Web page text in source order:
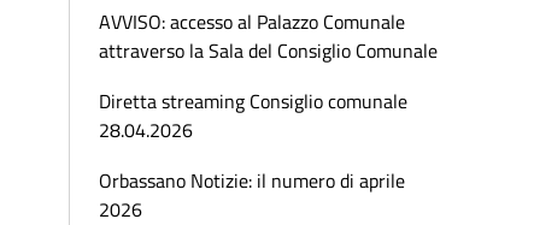
AVVISO: accesso al Palazzo Comunale
attraverso la Sala del Consiglio Comunale
Diretta streaming Consiglio comunale
28.04.2026
Orbassano Notizie: il numero di aprile
2026